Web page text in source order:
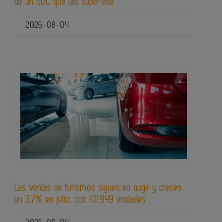
2026-08-04
Las ventas de turismos siguen en auge y crecen
un 3,7% en julio, con 101.949 unidades